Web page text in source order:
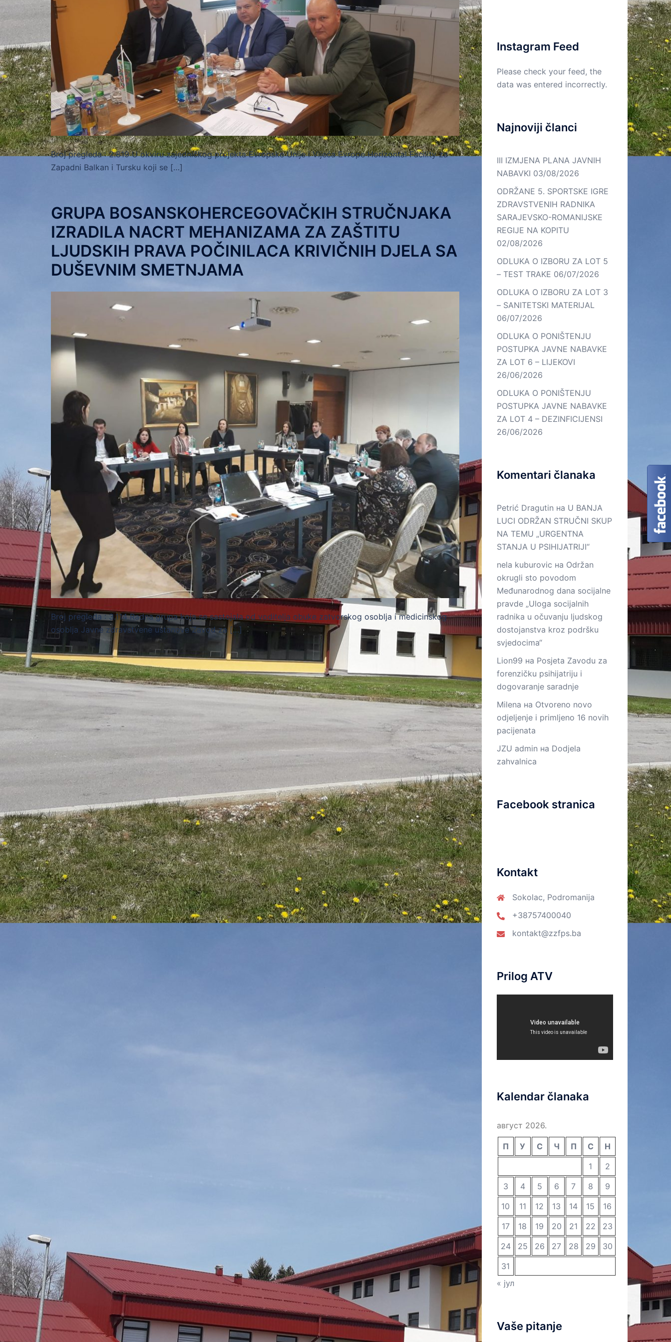
Broj pregleda : 2.819 U okviru zajedničkog projekta Evropske Unije i Vijeća Evrope Horizontal Facility za
Zapadni Balkan i Tursku koji se […]
GRUPA BOSANSKOHERCEGOVAČKIH STRUČNJAKA
IZRADILA NACRT MEHANIZAMA ZA ZAŠTITU
LJUDSKIH PRAVA POČINILACA KRIVIČNIH DJELA SA
DUŠEVNIM SMETNJAMA
Broj pregleda : 3.114 Radna grupa koja se sastojala od voditelja obuke zatvorskog osoblja i medicinskog
osoblja Javne zdravstvene ustanove Zavod za […]
Instagram Feed
Please check your feed, the
data was entered incorrectly.
Najnoviji članci
III IZMJENA PLANA JAVNIH
NABAVKI 03/08/2026
ODRŽANE 5. SPORTSKE IGRE
ZDRAVSTVENIH RADNIKA
SARAJEVSKO-ROMANIJSKE
REGIJE NA KOPITU
02/08/2026
ODLUKA O IZBORU ZA LOT 5
– TEST TRAKE 06/07/2026
ODLUKA O IZBORU ZA LOT 3
– SANITETSKI MATERIJAL
06/07/2026
ODLUKA O PONIŠTENJU
POSTUPKA JAVNE NABAVKE
ZA LOT 6 – LIJEKOVI
26/06/2026
ODLUKA O PONIŠTENJU
POSTUPKA JAVNE NABAVKE
ZA LOT 4 – DEZINFICIJENSI
26/06/2026
Komentari članaka
Petrić Dragutin на U BANJA
LUCI ODRŽAN STRUČNI SKUP
NA TEMU „URGENTNA
STANJA U PSIHIJATRIJI“
nela kuburovic на Održan
okrugli sto povodom
Međunarodnog dana socijalne
pravde „Uloga socijalnih
radnika u očuvanju ljudskog
dostojanstva kroz podršku
svjedocima“
Lion99 на Posjeta Zavodu za
forenzičku psihijatriju i
dogovaranje saradnje
Milena на Otvoreno novo
odjeljenje i primljeno 16 novih
pacijenata
JZU admin на Dodjela
zahvalnica
Facebook stranica
Kontakt
Sokolac, Podromanija
+38757400040
kontakt@zzfps.ba
Prilog ATV
Kalendar članaka
август 2026.
П У С Ч П С
Н
1
2
3
4 5 6 7 8
9
10
11 12 13 14 15
16
17
18 19 20 21 22
23
24
25 26 27 28 29
30
31
« јул
Vaše pitanje